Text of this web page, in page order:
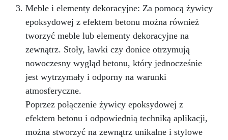
Meble i elementy dekoracyjne: Za pomocą żywicy
epoksydowej z efektem betonu można również
tworzyć meble lub elementy dekoracyjne na
zewnątrz. Stoły, ławki czy donice otrzymują
nowoczesny wygląd betonu, który jednocześnie
jest wytrzymały i odporny na warunki
atmosferyczne.
Poprzez połączenie żywicy epoksydowej z
efektem betonu i odpowiednią techniką aplikacji,
można stworzyć na zewnątrz unikalne i stylowe